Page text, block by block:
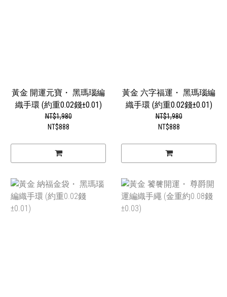
黃金 開運元寶・ 黑瑪瑙編
織手環 (約重0.02錢±0.01)
NT$1,980
NT$888
黃金 六字福運・ 黑瑪瑙編
織手環 (約重0.02錢±0.01)
NT$1,980
NT$888